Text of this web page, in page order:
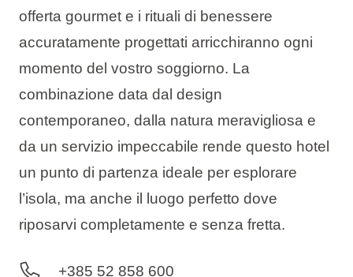
offerta gourmet e i rituali di benessere
accuratamente progettati arricchiranno ogni
momento del vostro soggiorno. La
combinazione data dal design
contemporaneo, dalla natura meravigliosa e
da un servizio impeccabile rende questo hotel
un punto di partenza ideale per esplorare
l’isola, ma anche il luogo perfetto dove
riposarvi completamente e senza fretta.
+385 52 858 600